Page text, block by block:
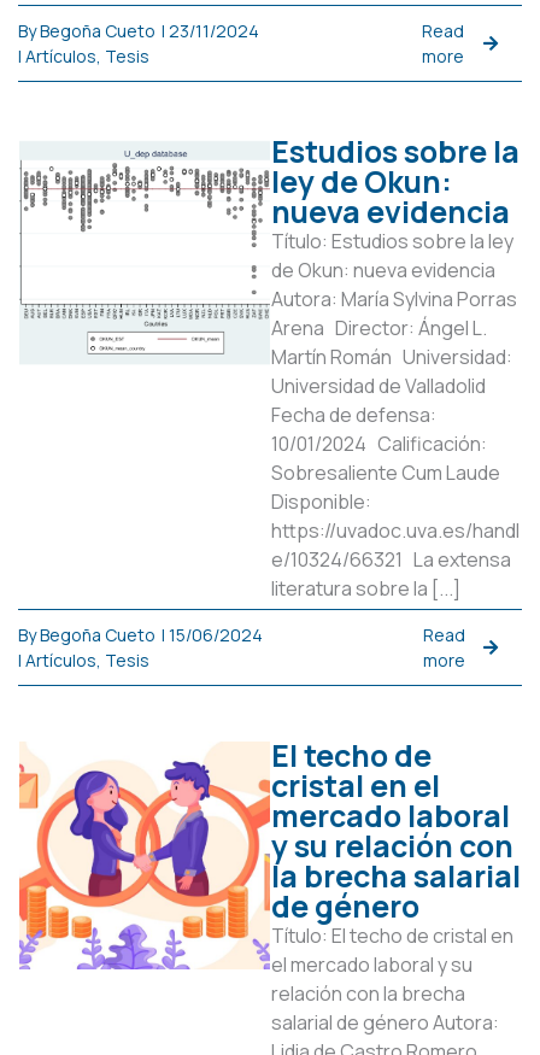
ByBegoña Cueto | 23/11/2024
| Artículos, Tesis
Read
more
Estudios sobre la
ley de Okun:
nueva evidencia
Título: Estudios sobre la ley
de Okun: nueva evidencia
Autora: María Sylvina Porras
Arena Director: Ángel L.
Martín Román Universidad:
Universidad de Valladolid
Fecha de defensa:
10/01/2024 Calificación:
Sobresaliente Cum Laude
Disponible:
https://uvadoc.uva.es/handl
e/10324/66321 La extensa
literatura sobre la [...]
ByBegoña Cueto | 15/06/2024
| Artículos, Tesis
Read
more
El techo de
cristal en el
mercado laboral
y su relación con
la brecha salarial
de género
Título: El techo de cristal en
el mercado laboral y su
relación con la brecha
salarial de género Autora: